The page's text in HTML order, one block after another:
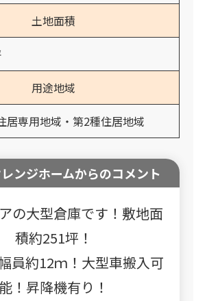
土地面積
用途地域
居専用地域・第2種住居地域
ンジホームからのコメント
の大型倉庫です！敷地面
積約251坪！
員約12ｍ！大型車搬入可
能！昇降機有り！